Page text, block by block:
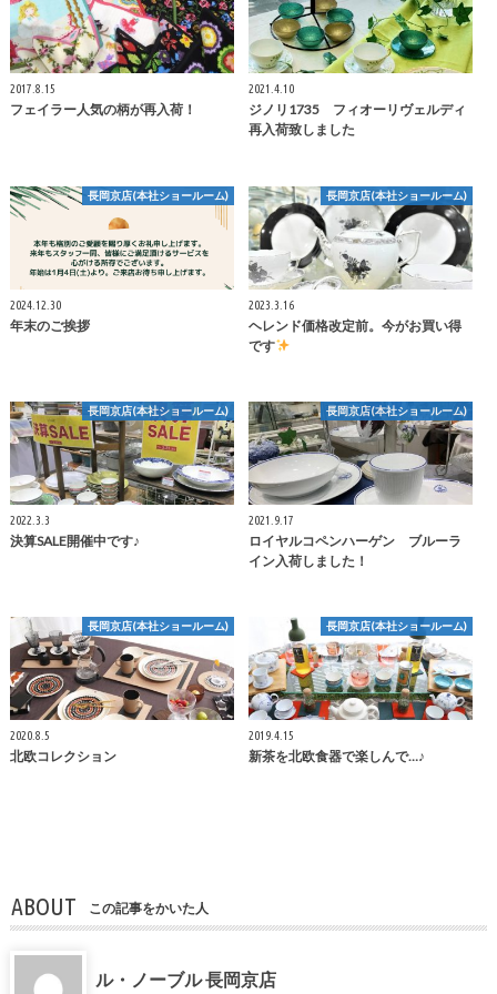
2017.8.15
フェイラー人気の柄が再入荷！
2021.4.10
ジノリ1735 フィオーリヴェルディ
再入荷致しました
長岡京店(本社ショールーム)
2024.12.30
年末のご挨拶
長岡京店(本社ショールーム)
2023.3.16
ヘレンド価格改定前。今がお買い得
です
長岡京店(本社ショールーム)
2022.3.3
決算SALE開催中です♪
長岡京店(本社ショールーム)
2021.9.17
ロイヤルコペンハーゲン ブルーラ
イン入荷しました！
長岡京店(本社ショールーム)
2020.8.5
北欧コレクション
長岡京店(本社ショールーム)
2019.4.15
新茶を北欧食器で楽しんで…♪
ABOUT この記事をかいた人
ル・ノーブル 長岡京店